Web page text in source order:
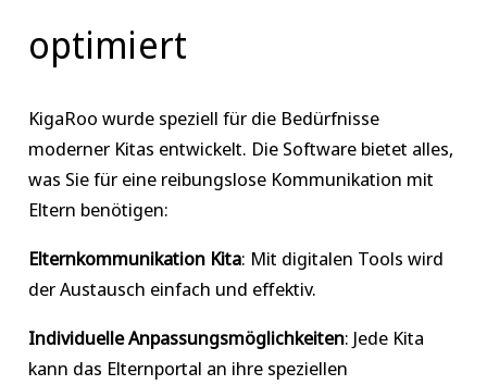
optimiert
KigaRoo wurde speziell für die Bedürfnisse
moderner Kitas entwickelt. Die Software bietet alles,
was Sie für eine reibungslose Kommunikation mit
Eltern benötigen:
Elternkommunikation Kita: Mit digitalen Tools wird
der Austausch einfach und effektiv.
Individuelle Anpassungsmöglichkeiten: Jede Kita
kann das Elternportal an ihre speziellen